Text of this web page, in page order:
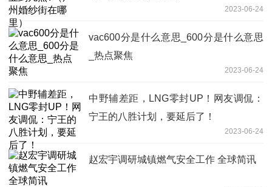
2023-06-24
vac600分是什么意思_600分是什么意思
_热点聚焦
2023-06-24
中野辅差距，LNG零封UP！网友调侃：
宁王的八胜计划，要延后了！
2023-06-24
赵宏宇调研城镇燃气安全工作 全球简讯